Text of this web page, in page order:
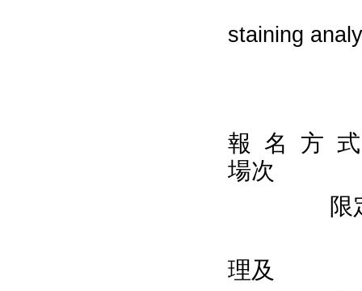
staining
報 名 方 式
場次
限定
理及